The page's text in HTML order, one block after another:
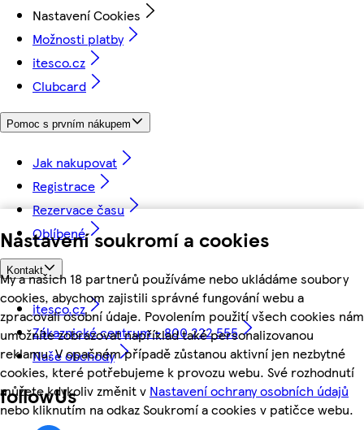
Nastavení soukromí a cookies
My a našich 18 partnerů používáme nebo ukládáme soubory
cookies, abychom zajistili správné fungování webu a
zpracovali osobní údaje. Povolením použití všech cookies nám
umožníte zobrazovat například také personalizovanou
reklamu. V opačném případě zůstanou aktivní jen nezbytné
cookies, které potřebujeme k provozu webu. Své rozhodnutí
můžete kdykoliv změnit v Nastavení ochrany osobních údajů
nebo kliknutím na odkaz Soukromí a cookies v patičce webu.
Nastavení Cookies
Možnosti platby
itesco.cz
Clubcard
Pomoc s prvním nákupem
Jak nakupovat
Registrace
Rezervace času
Oblíbené
Kontakt
itesco.cz
Zákaznické centrum - 800 222 555
Naše obchody
followUs